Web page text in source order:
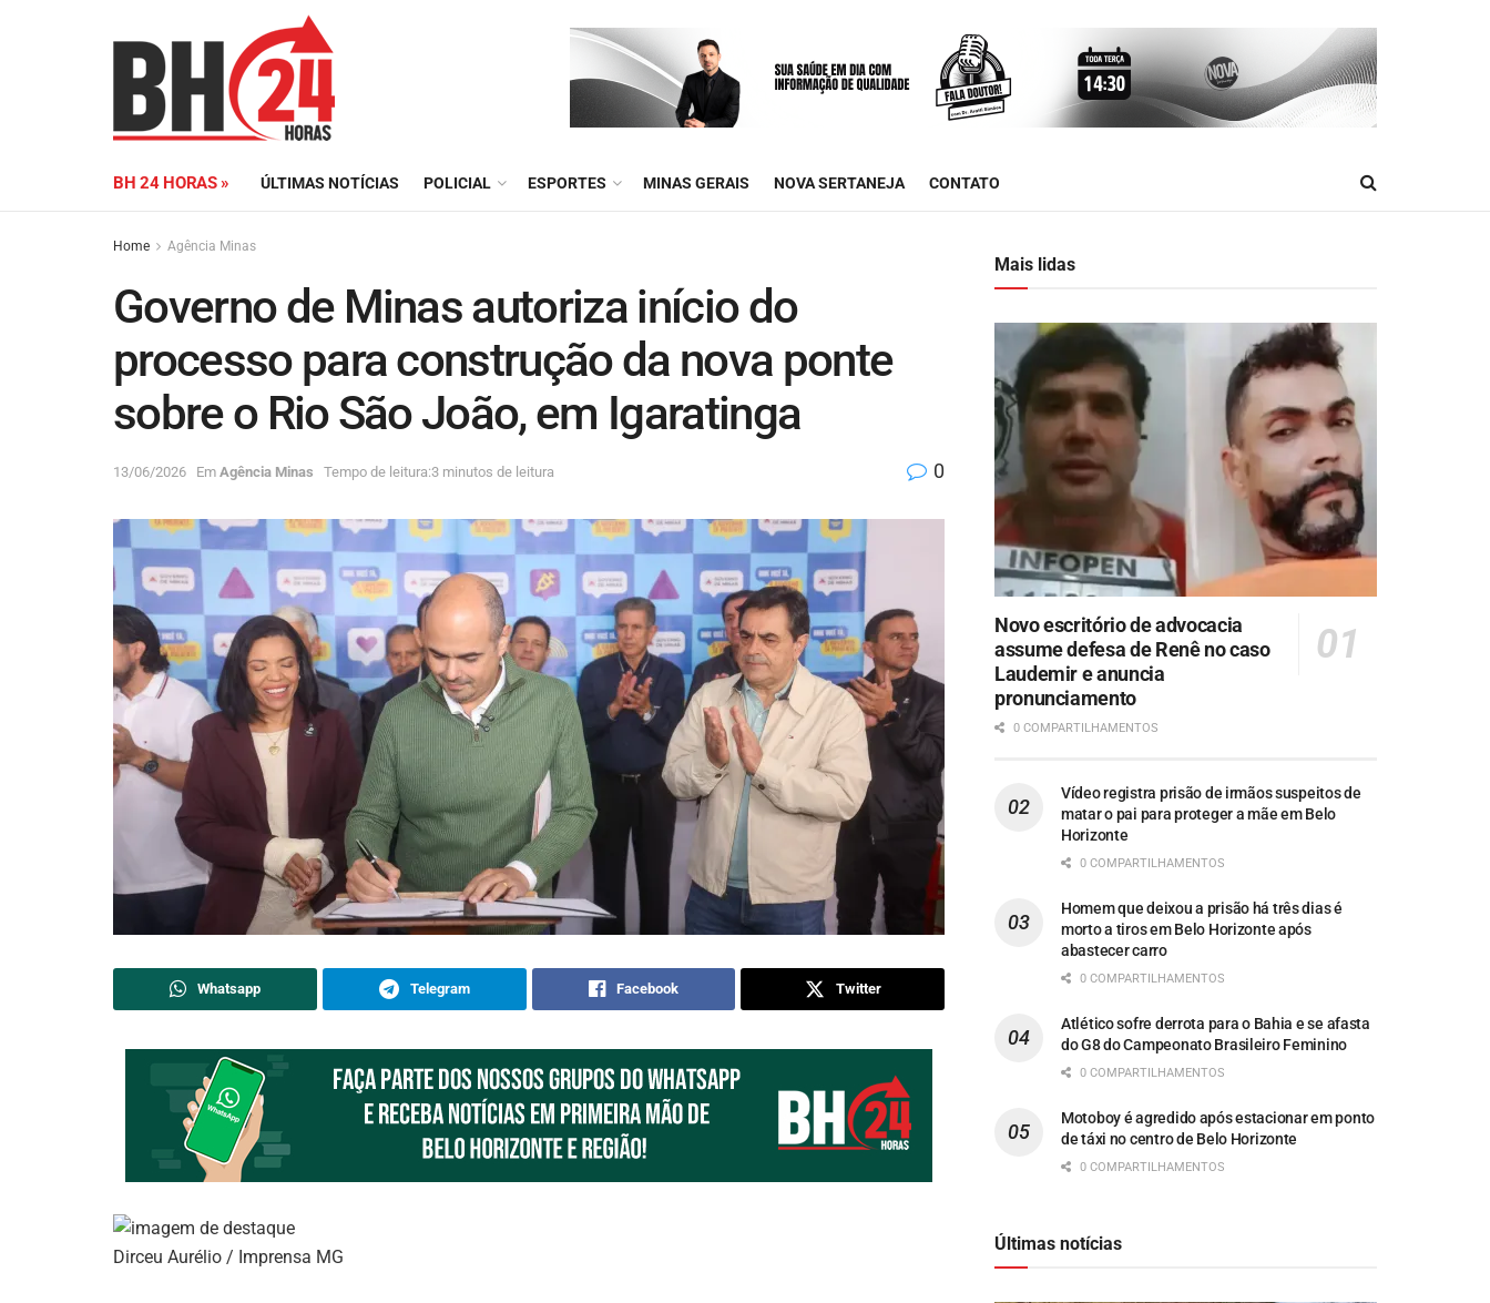
BH 24 HORAS » ÚLTIMAS NOTÍCIAS POLICIAL ESPORTES MINAS GERAIS NOVA SERTANEJA CONTATO
Home Agência Minas
Governo de Minas autoriza início do
processo para construção da nova ponte
sobre o Rio São João, em Igaratinga
13/06/2026 Em Agência Minas Tempo de leitura:3 minutos de leitura 0
Whatsapp Telegram Facebook Twitter
Dirceu Aurélio / Imprensa MG
Mais lidas
Novo escritório de advocacia
assume defesa de Renê no caso
Laudemir e anuncia
pronunciamento
0 COMPARTILHAMENTOS
Vídeo registra prisão de irmãos suspeitos de
matar o pai para proteger a mãe em Belo
Horizonte
0 COMPARTILHAMENTOS
Homem que deixou a prisão há três dias é
morto a tiros em Belo Horizonte após
abastecer carro
0 COMPARTILHAMENTOS
Atlético sofre derrota para o Bahia e se afasta
do G8 do Campeonato Brasileiro Feminino
0 COMPARTILHAMENTOS
Motoboy é agredido após estacionar em ponto
de táxi no centro de Belo Horizonte
0 COMPARTILHAMENTOS
Últimas notícias